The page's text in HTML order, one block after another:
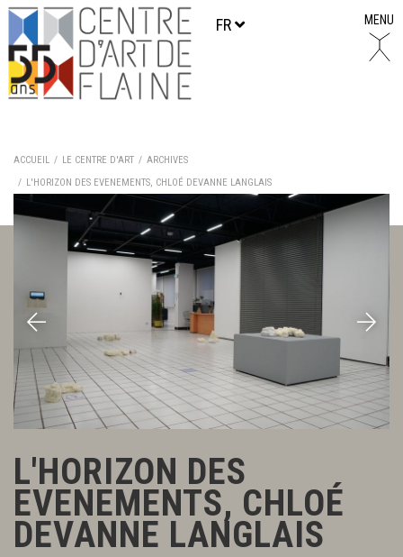
FR MENU
ACCUEIL LE CENTRE D'ART
ARCHIVES
L'HORIZON DES EVENEMENTS, CHLOÉ DEVANNE LANGLAIS
L'HORIZON DES
EVENEMENTS, CHLOÉ
DEVANNE LANGLAIS